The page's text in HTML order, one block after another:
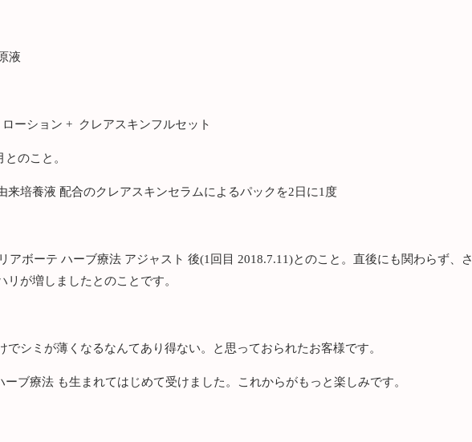
液
ーション + クレアスキンフルセット
のこと。
来培養液 配合のクレアスキンセラムによるパックを2日に1度
ボーテ ハーブ療法 アジャスト 後(1回目 2018.7.11)とのこと。直後にも関わらず、さ
リが増しましたとのことです。
でシミが薄くなるなんてあり得ない。と思っておられたお客様です。
ーブ療法 も生まれてはじめて受けました。これからがもっと楽しみです。